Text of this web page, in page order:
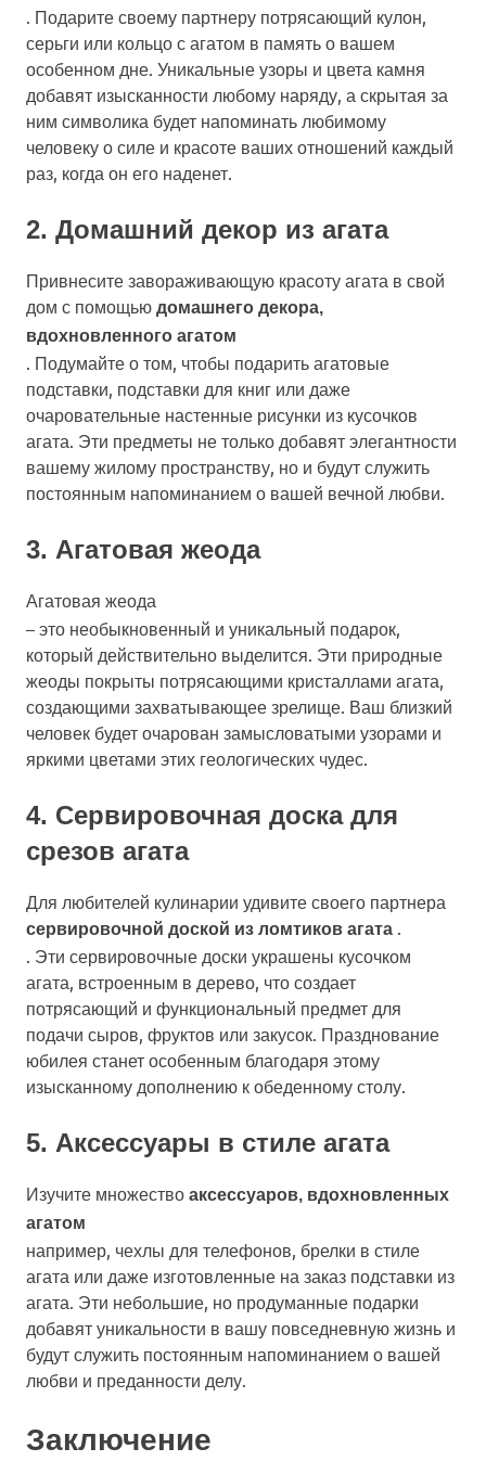
. Подарите своему партнеру потрясающий кулон,
серьги или кольцо с агатом в память о вашем
особенном дне. Уникальные узоры и цвета камня
добавят изысканности любому наряду, а скрытая за
ним символика будет напоминать любимому
человеку о силе и красоте ваших отношений каждый
раз, когда он его наденет.
2. Домашний декор из агата
Привнесите завораживающую красоту агата в свой
дом с помощью домашнего декора,
вдохновленного агатом
. Подумайте о том, чтобы подарить агатовые
подставки, подставки для книг или даже
очаровательные настенные рисунки из кусочков
агата. Эти предметы не только добавят элегантности
вашему жилому пространству, но и будут служить
постоянным напоминанием о вашей вечной любви.
3. Агатовая жеода
Агатовая жеода
– это необыкновенный и уникальный подарок,
который действительно выделится. Эти природные
жеоды покрыты потрясающими кристаллами агата,
создающими захватывающее зрелище. Ваш близкий
человек будет очарован замысловатыми узорами и
яркими цветами этих геологических чудес.
4. Сервировочная доска для
срезов агата
Для любителей кулинарии удивите своего партнера
сервировочной доской из ломтиков агата
. Эти сервировочные доски украшены кусочком
агата, встроенным в дерево, что создает
потрясающий и функциональный предмет для
подачи сыров, фруктов или закусок. Празднование
юбилея станет особенным благодаря этому
изысканному дополнению к обеденному столу.
5. Аксессуары в стиле агата
Изучите множество аксессуаров, вдохновленных
агатом
например, чехлы для телефонов, брелки в стиле
агата или даже изготовленные на заказ подставки из
агата. Эти небольшие, но продуманные подарки
добавят уникальности в вашу повседневную жизнь и
будут служить постоянным напоминанием о вашей
любви и преданности делу.
Заключение